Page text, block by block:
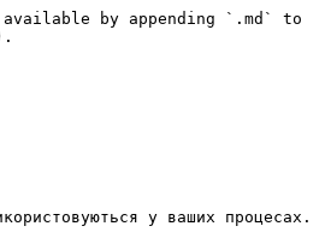
by appending `.md` to
у ваших процесах.